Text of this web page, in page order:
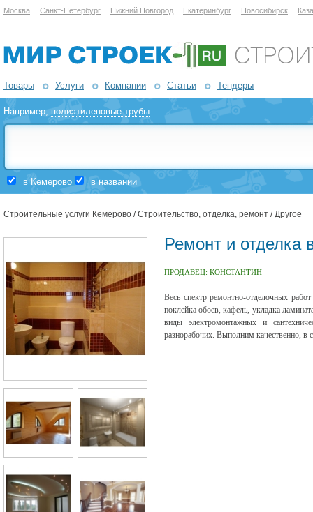
Москва Санкт-Петербург Нижний Новгород Екатеринбург Новосибирск
Товары Услуги Компании Статьи Тендеры
Например,полиэтиленовые трубы
в Кемерово в названии
Строительные услуги Кемерово /Строительство, отделка, ремонт /Другое
Ремонт и отделка
ПРОДАВЕЦ: КОНСТАНТИН
Весь спектр ремонтно-отделочных
поклейка обоев, кафель, укладка
виды электромонтажных и
разнорабочих. Выполним качественно, в